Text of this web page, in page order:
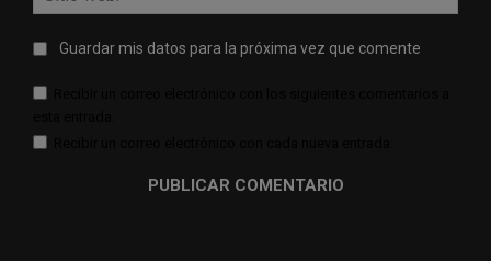
Guardar mis datos para la próxima vez que comente